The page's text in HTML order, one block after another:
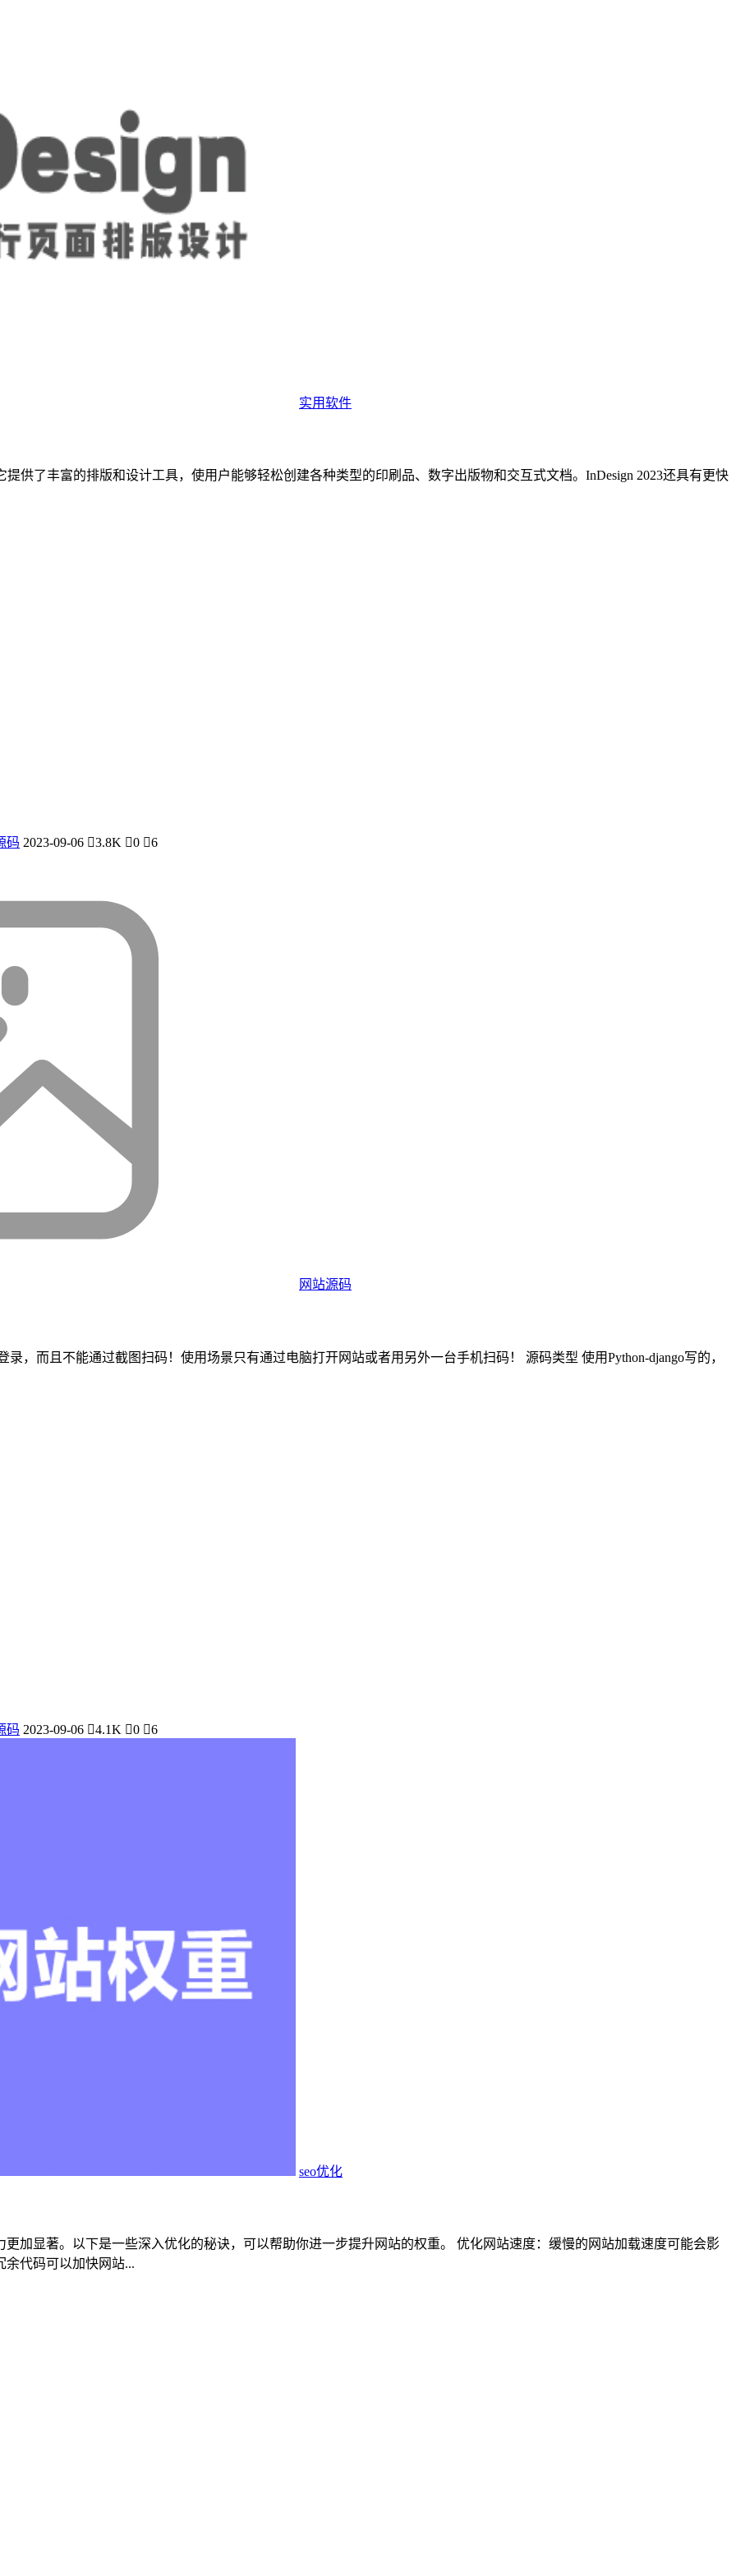
实用软件
提供了丰富的排版和设计工具，使用户能够轻松创建各种类型的印刷品、数字出版物和交互式文档。InDesign 2023还具有更快
码 2023-09-06 3.8K 0 6
网站源码
，而且不能通过截图扫码！使用场景只有通过电脑打开网站或者用另外一台手机扫码！ 源码类型 使用Python-django写的，
码 2023-09-06 4.1K 0 6
seo优化
加显著。以下是一些深入优化的秘诀，可以帮助你进一步提升网站的权重。 优化网站速度：缓慢的网站加载速度可能会影
代码可以加快网站...